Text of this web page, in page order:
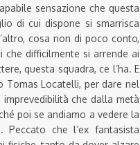
sensazione che questa
di cui dispone si smarrisca
cosa non di poco conto,
difficilmente si arrende ai
questa squadra, ce l’ha. E
Tomas Locatelli, per dare nel
che dalla metà
poi se andiamo a vedere la
che l’ex fantasista